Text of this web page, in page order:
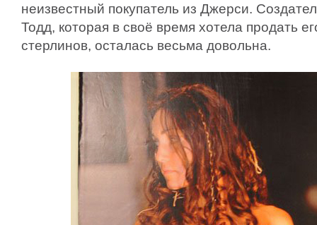
неизвестный покупатель из Джерси.
Тодд, которая в своё время хотела продать
стерлинов, осталась весьма довольна.